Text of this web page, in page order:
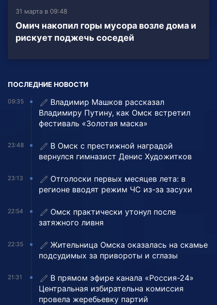
31 марта в 09:48
Омич накопил горы мусора возле дома и
рискует поджечь соседей
ПОСЛЕДНИЕ НОВОСТИ
09:35
Владимир Машков рассказал
Владимиру Путину, как Омск встретил
фестиваль «Золотая маска»
23:48
В Омск с престижной наградой
вернулся гимназист Денис Художитков
23:13
Отголоски первых месяцев лета: в
регионе вводят режим ЧС из-за засухи
22:54
Омск практически утонул после
затяжного ливня
22:35
Жительница Омска оказалась на скамье
подсудимых за привороты и сглазы
21:31
В прямом эфире канала «Россия-24»
Центральная избирательна комиссия
провела жеребьевку партий